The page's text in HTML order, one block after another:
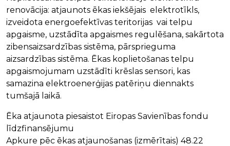
renovācija: atjaunots ēkas iekšējais elektrotīkls,
izveidota energoefektīvas teritorijas vai telpu
apgaisme, uzstādīta apgaismes regulēšana, sakārtota
zibensaizsardzības sistēma, pārsprieguma
aizsardzības sistēma. Ēkas koplietošanas telpu
apgaismojumam uzstādīti krēslas sensori, kas
samazina elektroenerģijas patēriņu diennakts
tumšajā laikā.
Ēka atjaunota piesaistot Eiropas Savienības fondu
līdzfinansējumu
Apkure pēc ēkas atjaunošanas (izmērītais) 48.22